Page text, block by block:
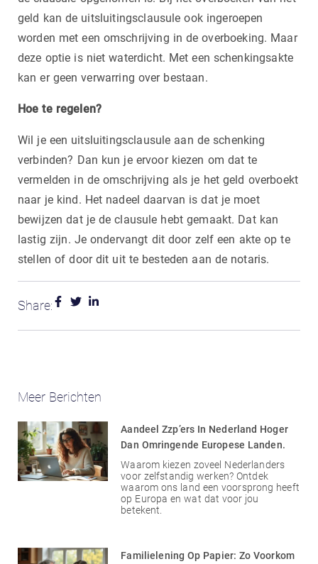
geld kan de uitsluitingsclausule ook ingeroepen
worden met een omschrijving in de overboeking. Maar
deze optie is niet waterdicht. Met een schenkingsakte
kan er geen verwarring over bestaan.
Hoe te regelen?
Wil je een uitsluitingsclausule aan de schenking
verbinden? Dan kun je ervoor kiezen om dat te
vermelden in de omschrijving als je het geld overboekt
naar je kind. Het nadeel daarvan is dat je moet
bewijzen dat je de clausule hebt gemaakt. Dat kan
lastig zijn. Je ondervangt dit door zelf een akte op te
stellen of door dit uit te besteden aan de notaris.
Share:
Meer Berichten
Aandeel Zzp’ers In Nederland Hoger
Dan Omringende Europese Landen.
Waarom kiezen zoveel Nederlanders
voor zelfstandig werken? Ontdek
waarom ons land een voorsprong heeft
op Europa en wat dat voor jou
betekent.
Familielening Op Papier: Zo Voorkom